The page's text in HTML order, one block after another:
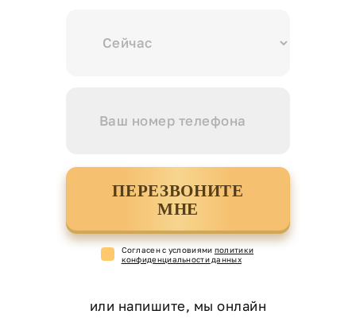
ПЕРЕЗВОНИТЕ
МНЕ
Cогласен с условиями политики
конфиденциальности данных
или напишите, мы онлайн